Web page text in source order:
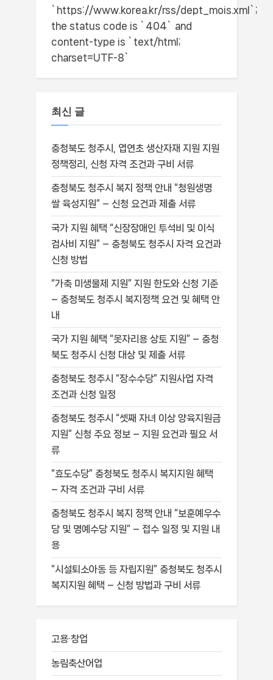
`https://www.korea.kr/rss/dept_mois.xml`;
the status code is `404` and
content-type is `text/html;
charset=UTF-8`
최신 글
충청북도 청주시, 엽연초 생산자재 지원 지원
정책정리, 신청 자격 조건과 구비 서류
충청북도 청주시 복지 정책 안내 “청원생명
쌀 육성지원” – 신청 요건과 제출 서류
국가 지원 혜택 “신장장애인 투석비 및 이식
검사비 지원” – 충청북도 청주시 자격 요건과
신청 방법
“가축 미생물제 지원” 지원 한도와 신청 기준
– 충청북도 청주시 복지정책 요건 및 혜택 안
내
국가 지원 혜택 “못자리용 상토 지원” – 충청
북도 청주시 신청 대상 및 제출 서류
충청북도 청주시 “장수수당” 지원사업 자격
조건과 신청 일정
충청북도 청주시 “셋째 자녀 이상 양육지원금
지원” 신청 주요 정보 – 지원 요건과 필요 서
류
“효도수당” 충청북도 청주시 복지지원 혜택
– 자격 조건과 구비 서류
충청북도 청주시 복지 정책 안내 “보훈예우수
당 및 명예수당 지원” – 접수 일정 및 지원 내
용
“시설퇴소아동 등 자립지원” 충청북도 청주시
복지지원 혜택 – 신청 방법과 구비 서류
고용·창업
농림축산어업